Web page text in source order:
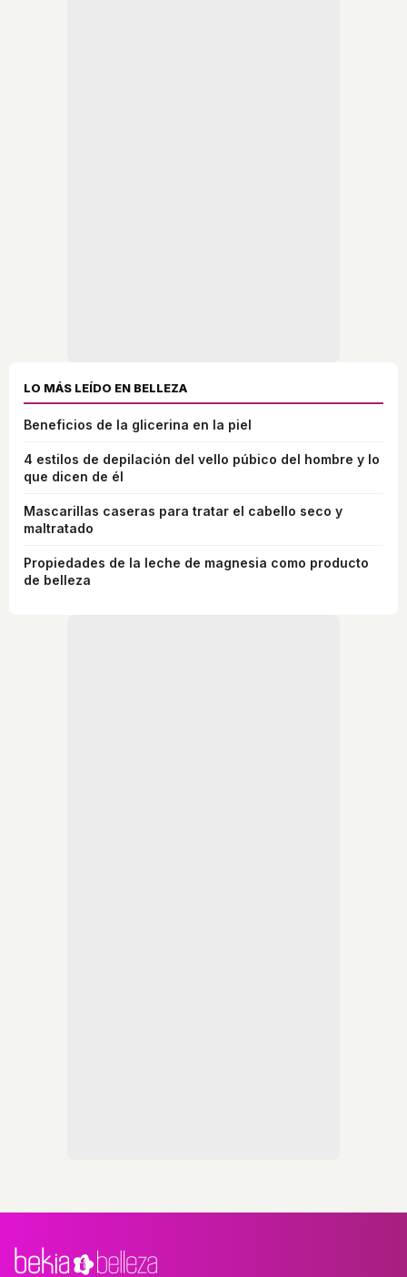
LO MÁS LEÍDO EN BELLEZA
Beneficios de la glicerina en la piel
4 estilos de depilación del vello púbico del hombre y lo
que dicen de él
Mascarillas caseras para tratar el cabello seco y
maltratado
Propiedades de la leche de magnesia como producto
de belleza